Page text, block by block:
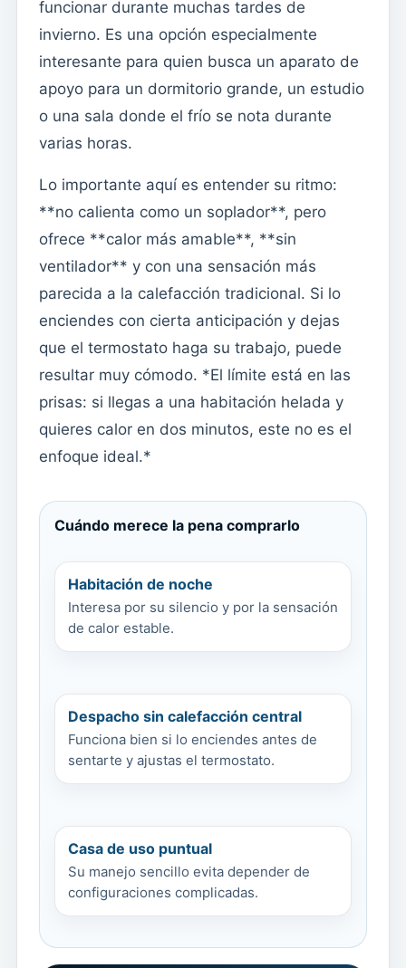
funcionar durante muchas tardes de
invierno. Es una opción especialmente
interesante para quien busca un aparato de
apoyo para un dormitorio grande, un estudio
o una sala donde el frío se nota durante
varias horas.
Lo importante aquí es entender su ritmo:
**no calienta como un soplador**, pero
ofrece **calor más amable**, **sin
ventilador** y con una sensación más
parecida a la calefacción tradicional. Si lo
enciendes con cierta anticipación y dejas
que el termostato haga su trabajo, puede
resultar muy cómodo. *El límite está en las
prisas: si llegas a una habitación helada y
quieres calor en dos minutos, este no es el
enfoque ideal.*
Cuándo merece la pena comprarlo
Habitación de noche
Interesa por su silencio y por la sensación
de calor estable.
Despacho sin calefacción central
Funciona bien si lo enciendes antes de
sentarte y ajustas el termostato.
Casa de uso puntual
Su manejo sencillo evita depender de
configuraciones complicadas.